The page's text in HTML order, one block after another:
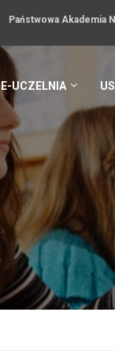
Państwowa Akademia
E-UCZELNIA